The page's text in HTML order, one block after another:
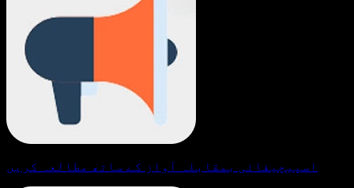
اسپیچیفائی بمقابلہ آواز کے ساتھ مطالعہ کریں